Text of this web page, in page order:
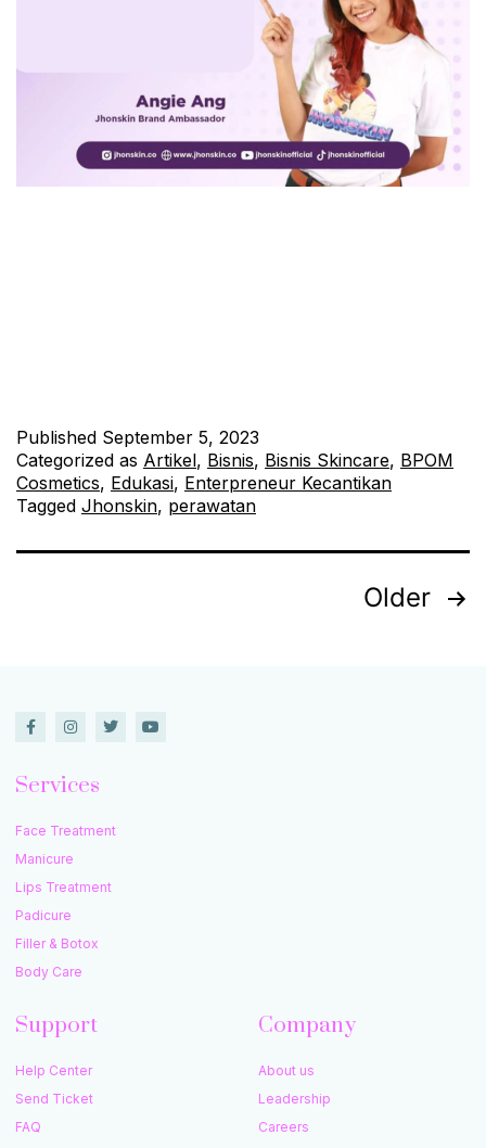
Published September 5, 2023
Categorized as Artikel, Bisnis, Bisnis Skincare, BPOM
Cosmetics, Edukasi, Enterpreneur Kecantikan
Tagged Jhonskin, perawatan
Older
Services
Face Treatment
Manicure
Lips Treatment
Padicure
Filler & Botox
Body Care
Support
Help Center
Send Ticket
FAQ
Company
About us
Leadership
Careers